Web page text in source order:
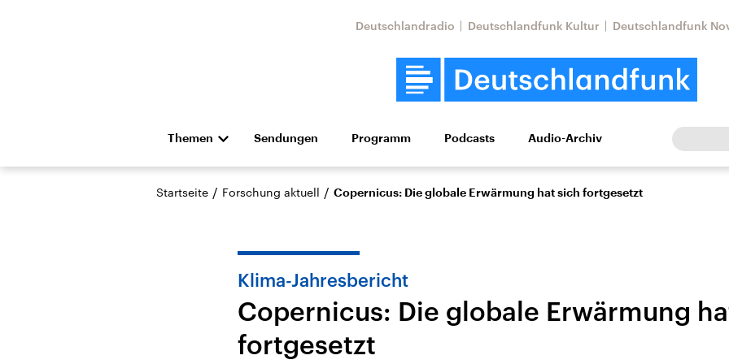
Deutschlandradio Deutschlandfunk Kultur Deutschlandfunk
Themen
Die Nachrichten Politik Wirtschaft Wissen Kultur Europa
Hörspiel und Feature Musik
Landtagswahl Sachsen-
Anhalt 2026
USA
Aktuelle Beiträge,
Sendungen Programm Podcasts Audio-Archiv
Startseite / Forschung aktuell / Copernicus: Die globale Erwärmung hat sich fortgesetzt
Klima-Jahresbericht
Copernicus: Die globale Erwärmung
fortgesetzt